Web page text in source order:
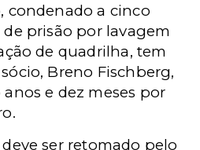
condenado a cinco
prisão por lavagem
de quadrilha, tem
Breno Fischberg,
e dez meses por
ser retomado pelo